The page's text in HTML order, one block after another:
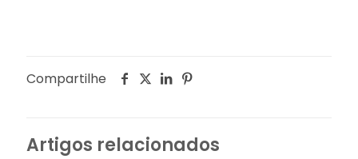
Compartilhe
Artigos relacionados